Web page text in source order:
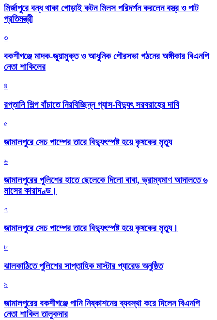
মির্জাপুরে বন্ধ থাকা গোড়াই কটন মিলস পরিদর্শন করলেন বস্ত্র ও পাট
প্রতিমন্ত্রী
৩
বকশীগঞ্জে মাদক-জুয়ামুক্ত ও আধুনিক পৌরসভা গঠনের অঙ্গীকার বিএনপি
নেতা শাকিলের
৪
রপ্তানি শিল্প বাঁচাতে নিরবিচ্ছিন্ন গ্যাস-বিদ্যুৎ সরবরাহের দাবি
৫
জামালপুরে সেচ পাম্পের তারে বিদ্যুৎস্পষ্ট হয়ে কৃষকের মৃত্যু
৬
জামালপুরের পুলিশের হাতে ছেলেকে দিলো বাবা, ভ্রাম্যমাণ আদালতে ৬
মাসের কারাদণ্ড।
৭
জামালপুরে সেচ পাম্পের তারে বিদ্যুৎস্পষ্ট হয়ে কৃষকের মৃত্যু।
৮
‎ঝালকাঠিতে পুলিশের সাপ্তাহিক মাস্টার প্যারেড অনুষ্ঠিত
৯
জামালপুরের বকশীগঞ্জে পানি নিষ্কাশনের ব্যবস্থা করে দিলেন বিএনপি
নেতা শাকিল তালুকদার